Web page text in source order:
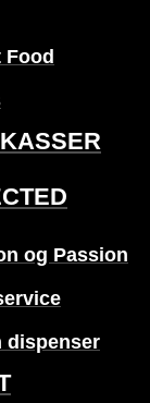
Food
og Passion
dispenser